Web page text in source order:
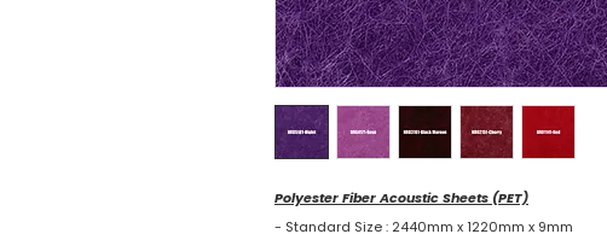
Polyester Fiber Acoustic Sheets (PET)
- Standard Size : 2440mm x 1220mm x 9mm